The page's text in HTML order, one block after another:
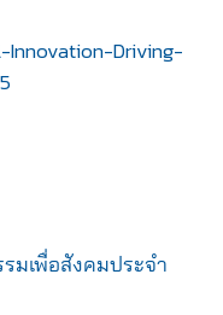
Driving-
มเพื่อสังคมประจำ